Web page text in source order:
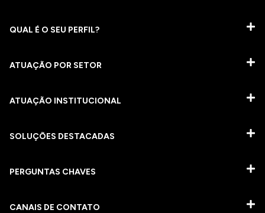
QUAL É O SEU PERFIL?
ATUAÇÃO POR SETOR
ATUAÇÃO INSTITUCIONAL
SOLUÇÕES DESTACADAS
PERGUNTAS CHAVES​
CANAIS DE CONTATO